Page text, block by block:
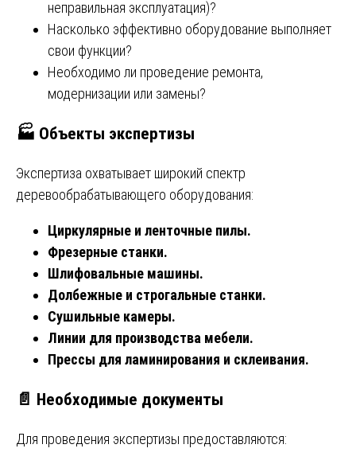
неправильная эксплуатация)?
Насколько эффективно оборудование выполняет
свои функции?
Необходимо ли проведение ремонта,
модернизации или замены?
🏭 Объекты экспертизы
Экспертиза охватывает широкий спектр
деревообрабатывающего оборудования:
Циркулярные и ленточные пилы.
Фрезерные станки.
Шлифовальные машины.
Долбежные и строгальные станки.
Сушильные камеры.
Линии для производства мебели.
Прессы для ламинирования и склеивания.
📄 Необходимые документы
Для проведения экспертизы предоставляются: